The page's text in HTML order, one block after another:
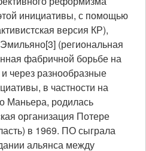
инициативы, с помощью
версия КР),
(региональная
фабричной борьбе на
через разнообразные
в частности на
Маньера, родилась
организация Потере
в 1969. ПО сыграла
альянса между